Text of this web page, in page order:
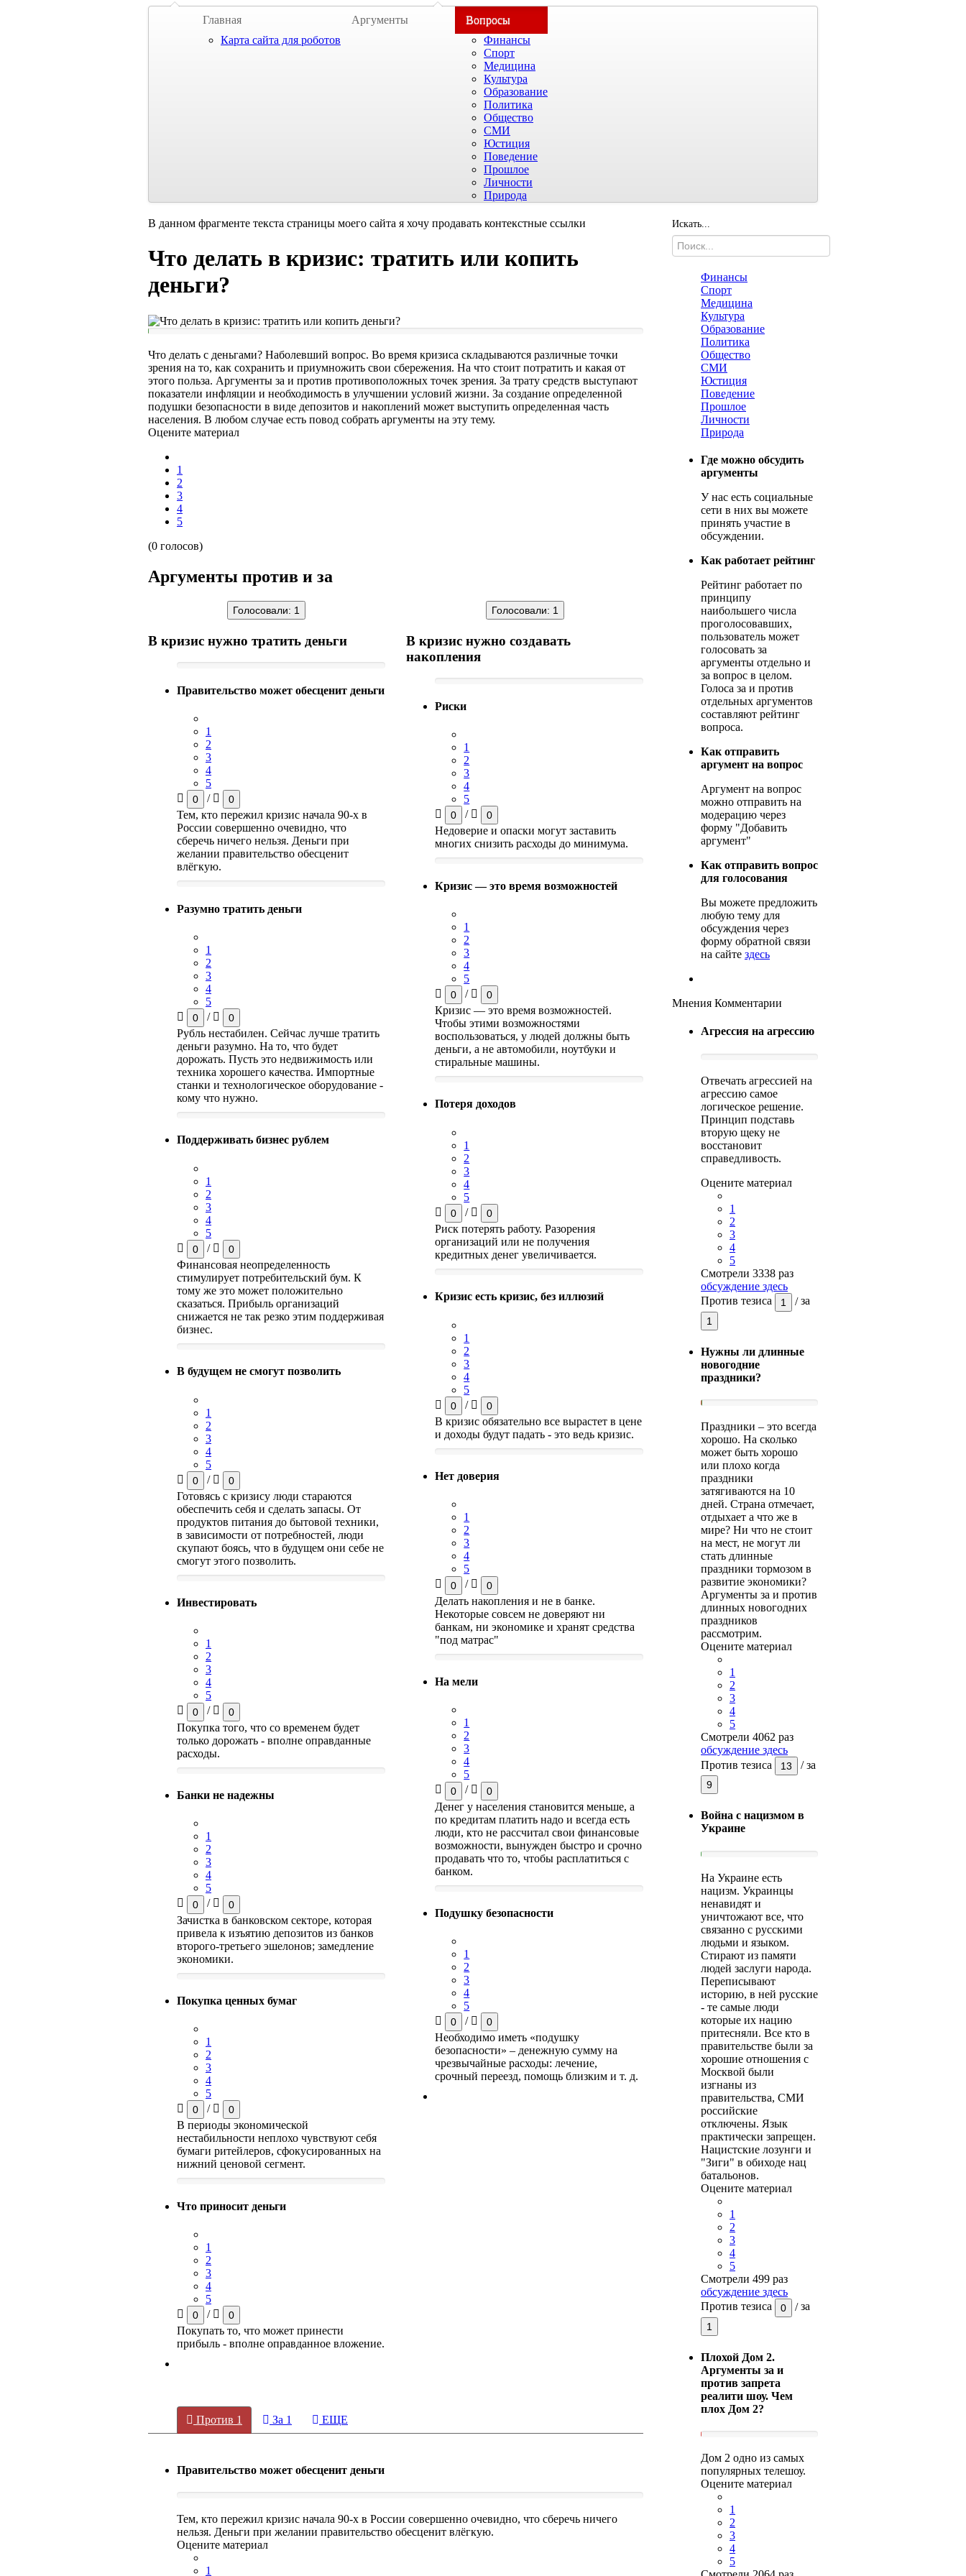
Главная
Карта сайта для роботов
Аргументы
Вопросы
Финансы
Спорт
Медицина
Культура
Образование
Политика
Общество
СМИ
Юстиция
Поведение
Прошлое
Личности
Природа
В данном фрагменте текста страницы моего сайта я хочу продавать контекстные ссылки
Что делать в кризис: тратить или копить
деньги?
Что делать с деньгами? Наболевший вопрос. Во время кризиса складываются различные точки
зрения на то, как сохранить и приумножить свои сбережения. На что стоит потратить и какая от
этого польза. Аргументы за и против противоположных точек зрения. За трату средств выступают
показатели инфляции и необходимость в улучшении условий жизни. За создание определенной
подушки безопасности в виде депозитов и накоплений может выступить определенная часть
населения. В любом случае есть повод собрать аргументы на эту тему.
Оцените материал
1
2
3
4
5
(0 голосов)
Аргументы против и за
Голосовали: 1
В кризис нужно тратить деньги
Правительство может обесценит деньги
1
2
3
4
5
0 / 0
Тем, кто пережил кризис начала 90-х в
России совершенно очевидно, что
сберечь ничего нельзя. Деньги при
желании правительство обесценит
влёгкую.
Разумно тратить деньги
1
2
3
4
5
0 / 0
Рубль нестабилен. Сейчас лучше тратить
деньги разумно. На то, что будет
дорожать. Пусть это недвижимость или
техника хорошего качества. Импортные
станки и технологическое оборудование -
кому что нужно.
Поддерживать бизнес рублем
1
2
3
4
5
0 / 0
Финансовая неопределенность
стимулирует потребительский бум. К
тому же это может положительно
сказаться. Прибыль организаций
снижается не так резко этим поддерживая
бизнес.
В будущем не смогут позволить
1
2
3
4
5
0 / 0
Готовясь с кризису люди стараются
обеспечить себя и сделать запасы. От
продуктов питания до бытовой техники,
в зависимости от потребностей, люди
скупают боясь, что в будущем они себе не
смогут этого позволить.
Инвестировать
1
2
3
4
5
0 / 0
Покупка того, что со временем будет
только дорожать - вполне оправданные
расходы.
Банки не надежны
1
2
3
4
5
0 / 0
Зачистка в банковском секторе, которая
привела к изъятию депозитов из банков
второго-третьего эшелонов; замедление
экономики.
Покупка ценных бумаг
1
2
3
4
5
0 / 0
В периоды экономической
нестабильности неплохо чувствуют себя
бумаги ритейлеров, сфокусированных на
нижний ценовой сегмент.
Что приносит деньги
1
2
3
4
5
0 / 0
Покупать то, что может принести
прибыль - вполне оправданное вложение.
Голосовали: 1
В кризис нужно создавать
накопления
Риски
1
2
3
4
5
0 / 0
Недоверие и опаски могут заставить
многих снизить расходы до минимума.
Кризис — это время возможностей
1
2
3
4
5
0 / 0
Кризис — это время возможностей.
Чтобы этими возможностями
воспользоваться, у людей должны быть
деньги, а не автомобили, ноутбуки и
стиральные машины.
Потеря доходов
1
2
3
4
5
0 / 0
Риск потерять работу. Разорения
организаций или не получения
кредитных денег увеличивается.
Кризис есть кризис, без иллюзий
1
2
3
4
5
0 / 0
В кризис обязательно все вырастет в цене
и доходы будут падать - это ведь кризис.
Нет доверия
1
2
3
4
5
0 / 0
Делать накопления и не в банке.
Некоторые совсем не доверяют ни
банкам, ни экономике и хранят средства
"под матрас"
На мели
1
2
3
4
5
0 / 0
Денег у населения становится меньше, а
по кредитам платить надо и всегда есть
люди, кто не рассчитал свои финансовые
возможности, вынужден быстро и срочно
продавать что то, чтобы расплатиться с
банком.
Подушку безопасности
1
2
3
4
5
0 / 0
Необходимо иметь «подушку
безопасности» – денежную сумму на
чрезвычайные расходы: лечение,
срочный переезд, помощь близким и т. д.
Против 1 За 1 ЕЩЕ
Правительство может обесценит деньги
Тем, кто пережил кризис начала 90-х в России совершенно очевидно, что сберечь ничего
нельзя. Деньги при желании правительство обесценит влёгкую.
Оцените материал
1
Искать...
Финансы
Спорт
Медицина
Культура
Образование
Политика
Общество
СМИ
Юстиция
Поведение
Прошлое
Личности
Природа
Где можно обсудить
аргументы
У нас есть социальные
сети в них вы можете
принять участие в
обсуждении.
Как работает рейтинг
Рейтинг работает по
принципу
наибольшего числа
проголосовавших,
пользователь может
голосовать за
аргументы отдельно и
за вопрос в целом.
Голоса за и против
отдельных аргументов
составляют рейтинг
вопроса.
Как отправить
аргумент на вопрос
Аргумент на вопрос
можно отправить на
модерацию через
форму "Добавить
аргумент"
Как отправить вопрос
для голосования
Вы можете предложить
любую тему для
обсуждения через
форму обратной связи
на сайте здесь
Мнения Комментарии
Агрессия на агрессию
Отвечать агрессией на
агрессию самое
логическое решение.
Принцип подставь
вторую щеку не
восстановит
справедливость.
Оцените материал
1
2
3
4
5
Смотрели 3338 раз
обсуждение здесь
Против тезиса
1 /за
1
Нужны ли длинные
новогодние
праздники?
Праздники – это всегда
хорошо. На сколько
может быть хорошо
или плохо когда
праздники
затягиваются на 10
дней. Страна отмечает,
отдыхает а что же в
мире? Ни что не стоит
на мест, не могут ли
стать длинные
праздники тормозом в
развитие экономики?
Аргументы за и против
длинных новогодних
праздников
рассмотрим.
Оцените материал
1
2
3
4
5
Смотрели 4062 раз
обсуждение здесь
Против тезиса
13 /за
9
Война с нацизмом в
Украине
На Украине есть
нацизм. Украинцы
ненавидят и
уничтожают все, что
связанно с русскими
людьми и языком.
Стирают из памяти
людей заслуги народа.
Переписывают
историю, в ней русские
- те самые люди
которые их нацию
притесняли. Все кто в
правительстве были за
хорошие отношения с
Москвой были
изгнаны из
правительства, СМИ
российские
отключены. Язык
практически запрещен.
Нацистские лозунги и
"Зиги" в обиходе нац
батальонов.
Оцените материал
1
2
3
4
5
Смотрели 499 раз
обсуждение здесь
Против тезиса
0 /за
1
Плохой Дом 2.
Аргументы за и
против запрета
реалити шоу. Чем
плох Дом 2?
Дом 2 одно из самых
популярных телешоу.
Оцените материал
1
2
3
4
5